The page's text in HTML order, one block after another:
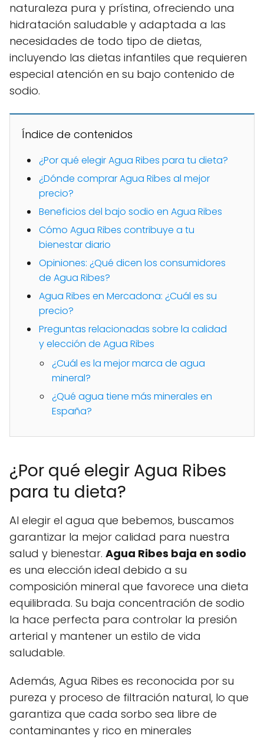
naturaleza pura y prístina, ofreciendo una
hidratación saludable y adaptada a las
necesidades de todo tipo de dietas,
incluyendo las dietas infantiles que requieren
especial atención en su bajo contenido de
sodio.
Índice de contenidos
¿Por qué elegir Agua Ribes para tu dieta?
¿Dónde comprar Agua Ribes al mejor
precio?
Beneficios del bajo sodio en Agua Ribes
Cómo Agua Ribes contribuye a tu
bienestar diario
Opiniones: ¿Qué dicen los consumidores
de Agua Ribes?
Agua Ribes en Mercadona: ¿Cuál es su
precio?
Preguntas relacionadas sobre la calidad
y elección de Agua Ribes
¿Cuál es la mejor marca de agua
mineral?
¿Qué agua tiene más minerales en
España?
¿Por qué elegir Agua Ribes
para tu dieta?
Al elegir el agua que bebemos, buscamos
garantizar la mejor calidad para nuestra
salud y bienestar. Agua Ribes baja en sodio
es una elección ideal debido a su
composición mineral que favorece una dieta
equilibrada. Su baja concentración de sodio
la hace perfecta para controlar la presión
arterial y mantener un estilo de vida
saludable.
Además, Agua Ribes es reconocida por su
pureza y proceso de filtración natural, lo que
garantiza que cada sorbo sea libre de
contaminantes y rico en minerales